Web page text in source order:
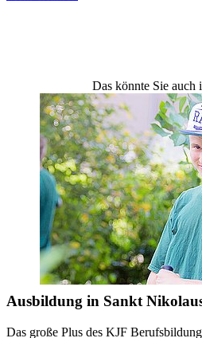
Das könnte Sie auch
Ausbildung in Sankt
Das große Plus des KJF